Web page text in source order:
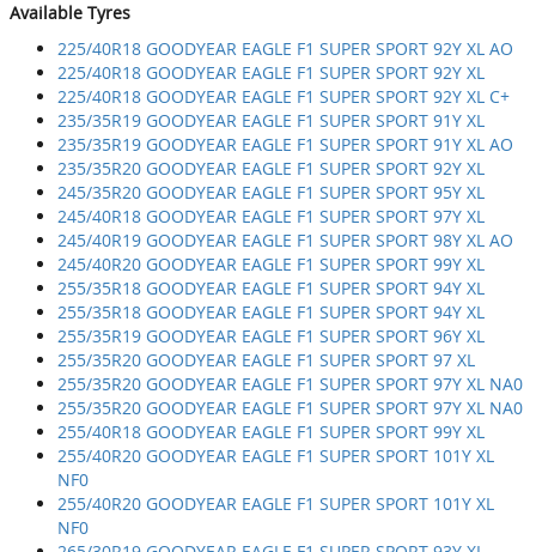
Available Tyres
225/40R18 GOODYEAR EAGLE F1 SUPER SPORT 92Y XL AO
225/40R18 GOODYEAR EAGLE F1 SUPER SPORT 92Y XL
225/40R18 GOODYEAR EAGLE F1 SUPER SPORT 92Y XL C+
235/35R19 GOODYEAR EAGLE F1 SUPER SPORT 91Y XL
235/35R19 GOODYEAR EAGLE F1 SUPER SPORT 91Y XL AO
235/35R20 GOODYEAR EAGLE F1 SUPER SPORT 92Y XL
245/35R20 GOODYEAR EAGLE F1 SUPER SPORT 95Y XL
245/40R18 GOODYEAR EAGLE F1 SUPER SPORT 97Y XL
245/40R19 GOODYEAR EAGLE F1 SUPER SPORT 98Y XL AO
245/40R20 GOODYEAR EAGLE F1 SUPER SPORT 99Y XL
255/35R18 GOODYEAR EAGLE F1 SUPER SPORT 94Y XL
255/35R18 GOODYEAR EAGLE F1 SUPER SPORT 94Y XL
255/35R19 GOODYEAR EAGLE F1 SUPER SPORT 96Y XL
255/35R20 GOODYEAR EAGLE F1 SUPER SPORT 97 XL
255/35R20 GOODYEAR EAGLE F1 SUPER SPORT 97Y XL NA0
255/35R20 GOODYEAR EAGLE F1 SUPER SPORT 97Y XL NA0
255/40R18 GOODYEAR EAGLE F1 SUPER SPORT 99Y XL
255/40R20 GOODYEAR EAGLE F1 SUPER SPORT 101Y XL
NF0
255/40R20 GOODYEAR EAGLE F1 SUPER SPORT 101Y XL
NF0